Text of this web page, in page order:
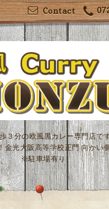
Contact
３分の欧風黒カレー専門店で
金光大阪高等学校正門 向かい
※駐車場有り